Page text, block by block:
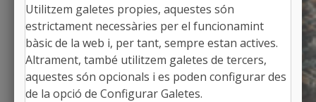
URÚS
Alcaldessa: Maria Sans Pi-Gibert
La Cerdanya, Girona
Població: 201
Superfície: 17,60 km2
http://www.urus.cat
Utilitzem galetes propies, aquestes són
estrictament necessàries per el funcionamint
bàsic de la web i, per tant, sempre estan actives.
Altrament, també utilitzem galetes de tercers,
aquestes són opcionals i es poden configurar des
de la opció de Configurar Galetes.